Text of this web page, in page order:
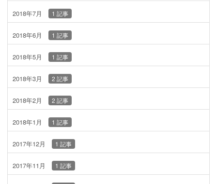
2018年7月 1 記事
2018年6月 1 記事
2018年5月 1 記事
2018年3月 2 記事
2018年2月 2 記事
2018年1月 1 記事
2017年12月 1 記事
2017年11月 1 記事